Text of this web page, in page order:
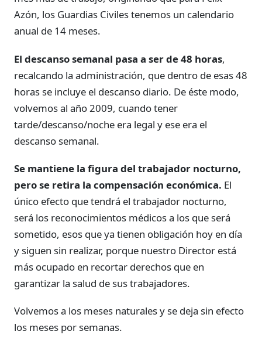
Azón, los Guardias Civiles tenemos un calendario
anual de 14 meses.
El descanso semanal pasa a ser de 48 horas,
recalcando la administración, que dentro de esas 48
horas se incluye el descanso diario. De éste modo,
volvemos al año 2009, cuando tener
tarde/descanso/noche era legal y ese era el
descanso semanal.
Se mantiene la figura del trabajador nocturno,
pero se retira la compensación económica. El
único efecto que tendrá el trabajador nocturno,
será los reconocimientos médicos a los que será
sometido, esos que ya tienen obligación hoy en día
y siguen sin realizar, porque nuestro Director está
más ocupado en recortar derechos que en
garantizar la salud de sus trabajadores.
Volvemos a los meses naturales y se deja sin efecto
los meses por semanas.